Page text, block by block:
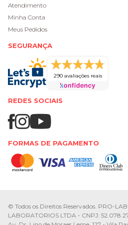
Atendimento
Minha Conta
Meus Pedidos
SEGURANÇA
290 avaliações reais
REDES SOCIAIS
FORMAS DE PAGAMENTO
© Todos os Direitos Reservados. PRO-
LABORATORIOS LTDA - CNPJ: